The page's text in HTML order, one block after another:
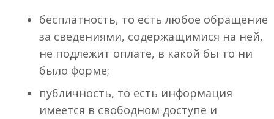
бесплатность, то есть любое обращение
за сведениями, содержащимися на ней,
не подлежит оплате, в какой бы то ни
было форме;
публичность, то есть информация
имеется в свободном доступе и